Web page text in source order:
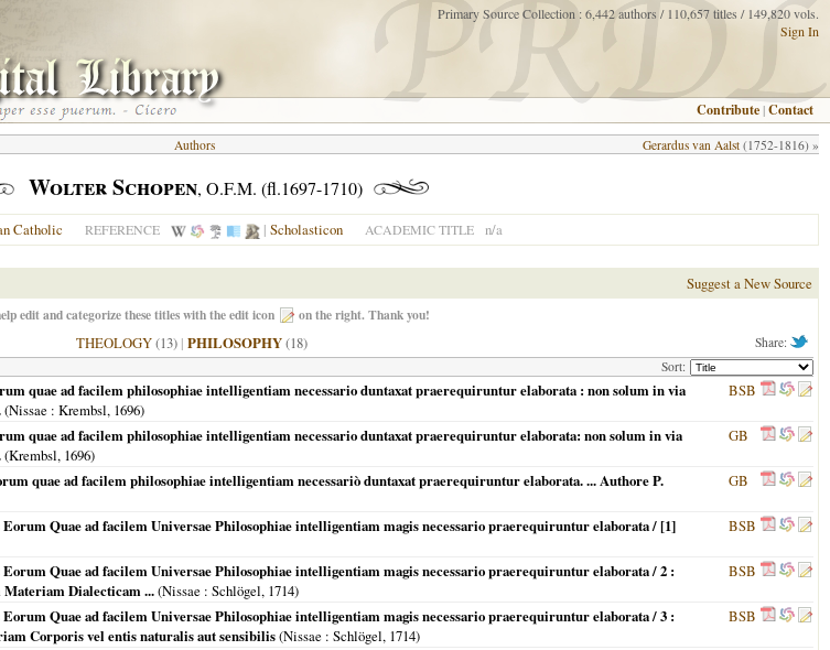
Primary Source Collection : 6,442 authors / 110,657 titles / 149,820 vols.
Sign In
Contribute |Contact
Gerardus van Aalst (1752-1816) »
Authors
Wolter Schopen, O.F.M. (fl.1697-1710)
Catholic REFERENCE | Scholasticon ACADEMIC TITLE n/a
Suggest a New Source
edit and categorize these titles with the edit icon on the right. Thank you!
Share:
THEOLOGY(13)| PHILOSOPHY(18)
Sort:
quae ad facilem philosophiae intelligentiam necessario duntaxat praerequiruntur elaborata : non solum in via
(Nissae : Krembsl, 1696)
BSB
quae ad facilem philosophiae intelligentiam necessario duntaxat praerequiruntur elaborata: non solum in via
(Krembsl, 1696)
GB
quae ad facilem philosophiae intelligentiam necessariò duntaxat praerequiruntur elaborata. ... Authore P.
GB
Quae ad facilem Universae Philosophiae intelligentiam magis necessario praerequiruntur elaborata / [1]
BSB
Quae ad facilem Universae Philosophiae intelligentiam magis necessario praerequiruntur elaborata / 2 :
Materiam Dialecticam ...(Nissae : Schlögel, 1714)
BSB
Quae ad facilem Universae Philosophiae intelligentiam magis necessario praerequiruntur elaborata / 3 :
Corporis vel entis naturalis aut sensibilis(Nissae : Schlögel, 1714)
BSB